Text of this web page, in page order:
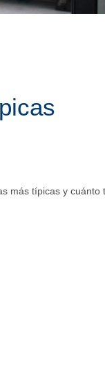
más típicas y cuánto